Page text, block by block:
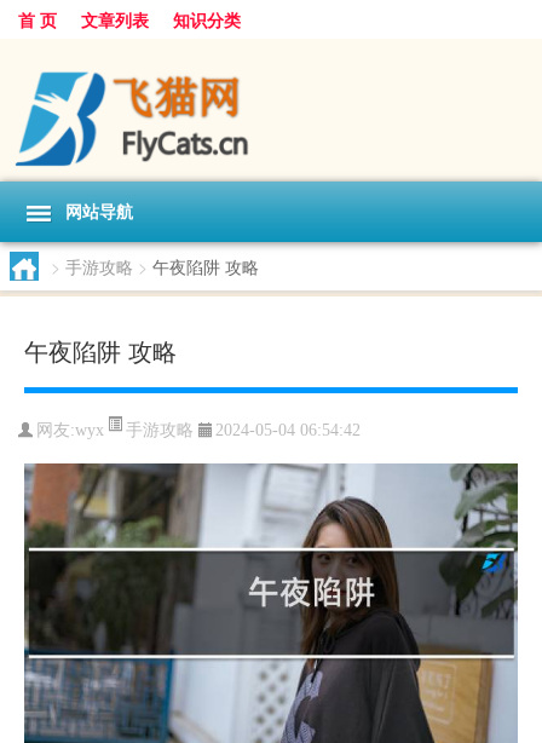
首 页 文章列表 知识分类
网站导航
> 手游攻略 > 午夜陷阱 攻略
午夜陷阱 攻略
网友:wyx 手游攻略 2024-05-04 06:54:42